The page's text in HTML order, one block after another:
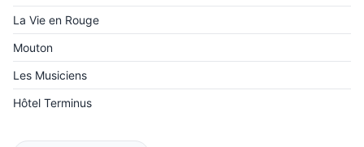
La Vie en Rouge
Mouton
Les Musiciens
Hôtel Terminus